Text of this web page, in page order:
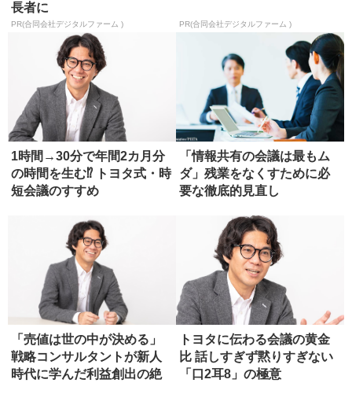
長者に
PR(合同会社デジタルファーム ) PR(合同会社デジタルファーム )
1時間→30分で年間2カ月分
の時間を生む⁉ トヨタ式・時
短会議のすすめ
「情報共有の会議は最もム
ダ」残業をなくすために必
要な徹底的見直し
「売値は世の中が決める」
戦略コンサルタントが新人
時代に学んだ利益創出の絶
トヨタに伝わる会議の黄金
比 話しすぎず黙りすぎない
「口2耳8」の極意